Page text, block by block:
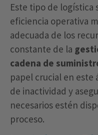
Este tipo de logística
eficiencia operativa
adecuada de los
constante de la
cadena de
papel crucial en
de inactividad y
necesarios estén
proceso.